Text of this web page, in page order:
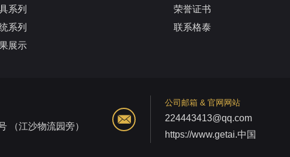
系列
系列
展示
荣誉证书
联系格泰
（江沙物流园旁）
公司邮箱 & 官网网站
224443413@qq.com
https://www.getai.中国